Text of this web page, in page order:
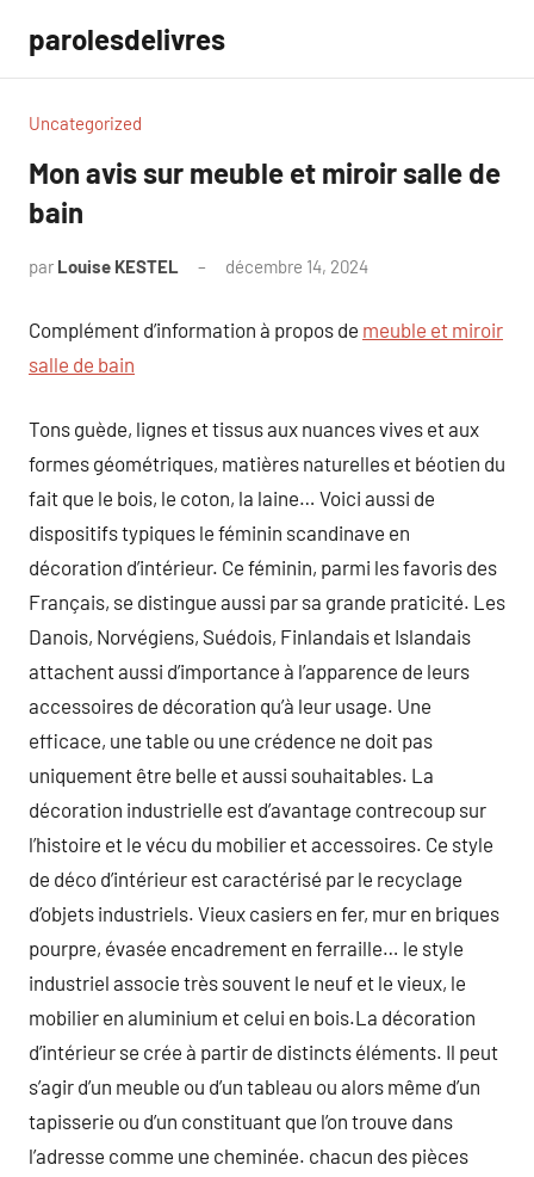
contenu
parolesdelivres
Uncategorized
Mon avis sur meuble et miroir salle de
bain
par Louise KESTEL décembre 14, 2024
Complément d’information à propos de meuble et miroir
salle de bain
Tons guède, lignes et tissus aux nuances vives et aux
formes géométriques, matières naturelles et béotien du
fait que le bois, le coton, la laine… Voici aussi de
dispositifs typiques le féminin scandinave en
décoration d’intérieur. Ce féminin, parmi les favoris des
Français, se distingue aussi par sa grande praticité. Les
Danois, Norvégiens, Suédois, Finlandais et Islandais
attachent aussi d’importance à l’apparence de leurs
accessoires de décoration qu’à leur usage. Une
efficace, une table ou une crédence ne doit pas
uniquement être belle et aussi souhaitables. La
décoration industrielle est d’avantage contrecoup sur
l’histoire et le vécu du mobilier et accessoires. Ce style
de déco d’intérieur est caractérisé par le recyclage
d’objets industriels. Vieux casiers en fer, mur en briques
pourpre, évasée encadrement en ferraille… le style
industriel associe très souvent le neuf et le vieux, le
mobilier en aluminium et celui en bois.La décoration
d’intérieur se crée à partir de distincts éléments. Il peut
s’agir d’un meuble ou d’un tableau ou alors même d’un
tapisserie ou d’un constituant que l’on trouve dans
l’adresse comme une cheminée. chacun des pièces